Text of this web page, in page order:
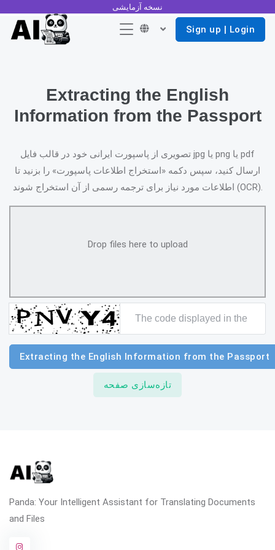
نسخه آزمایشی
Sign up | Login
Extracting the English
Information from the Passport
تصویری از پاسپورت ایرانی خود در قالب فایل jpg یا png یا pdf
ارسال کنید، سپس دکمه «استخراج اطلاعات پاسپورت» را بزنید تا
اطلاعات مورد نیاز برای ترجمه رسمی از آن استخراج ‌شوند (OCR).
Drop files here to upload
Extracting the English Information from the Passport
تازه‌سازی صفحه
Panda: Your Intelligent Assistant for Translating Documents
and Files